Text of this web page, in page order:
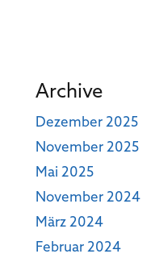
Archive
Dezember 2025
November 2025
Mai 2025
November 2024
März 2024
Februar 2024